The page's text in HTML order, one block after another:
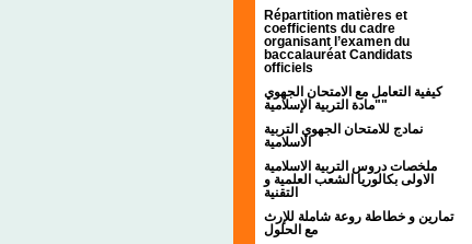
Répartition matières et
coefficients du cadre
organisant l’examen du
baccalauréat Candidats
officiels
كيفية التعامل مع الامتحان الجهوي
"مادة التربية الإسلامية"
نمادج للامتحان الجهوي التربية
الاسلامية
ملخصات دروس التربية الاسلامية
الاولى بكالوريا الشعب العلمية و
التقنية
تمارين و خطاطة روعة شاملة للإرث
مع الحلول